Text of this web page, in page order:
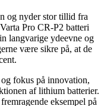
og nyder stor tillid fra
Pro CR-P2 batteri
langvarige ydeevne og
være sikre på, at de
fokus på innovation,
af lithium batterier.
eksempel på